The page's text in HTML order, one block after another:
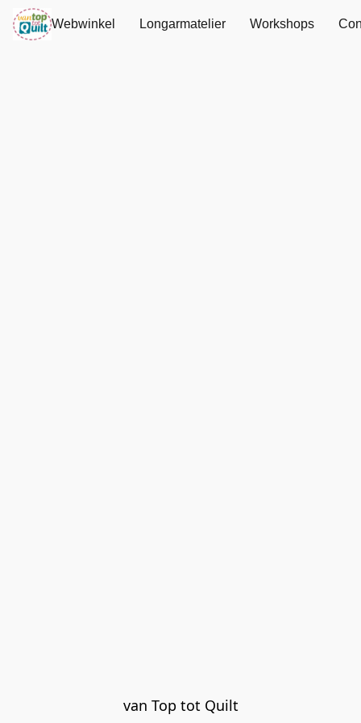
Webwinkel Longarmatelier Workshops
van Top tot Quilt